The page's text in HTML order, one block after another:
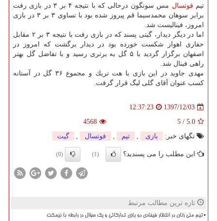
تیم فوتسال
مس سونگون درحالی كه با نتیجه ۴ بر ۳ در بازی رفت
برابر سوهان محمدسیما قم پیروز شده بود با تساوی ۳ بر ۳ در بازی
امروز، فینالیست شد.
اما در دیگر دیدار، گیتی پسند كه در بازی رفت با نتیجه ۳ بر ۲ مقابل
حفاری اهواز شكست خورده بود در دیدار برگشت كه امروز در
اصفهان برگزار گردید با ۵ گل به برتری رسید و با تفاضل گل بهتر
راهی فینال شد.
مهدی جاوید در این بازی با هت تریك و مجموع ۳۶ گل در آستانه
كسب عنوان آقای گلی لیگ قرار گرفت.
1397/12/03
12:37:23
5.0
/
5
4568
تگهای خبر:
بازی , تیم , فوتسال , گیت
این مطلب را می پسندید؟ (1)
(0)
تازه ترین مطالب مرتبط
تیم ملی زنان در انتظار فیفادی دو بازی تدارکاتی و یک سؤال در رابطه با نیمکت